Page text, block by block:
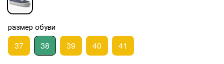
размер обуви
37 38 39 40 41